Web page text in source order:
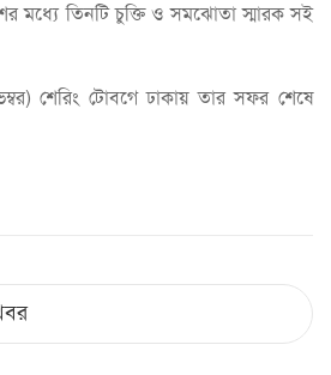
মধ্যে তিনটি চুক্তি ও সমঝোতা স্মারক সই
শেরিং টোবগে ঢাকায় তার সফর শেষে